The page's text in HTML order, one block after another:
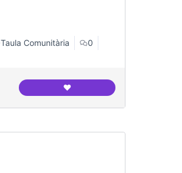
Taula Comunitària
0
❤️Institut l'Alzina